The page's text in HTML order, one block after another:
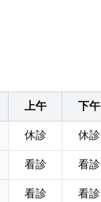
上午 下午
休診 休診
看診 看診
看診 看診